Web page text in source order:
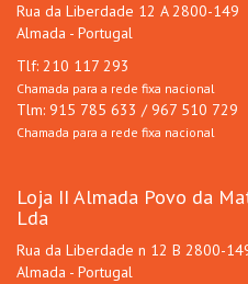
Rua da Liberdade 12 A 2800-149
Almada - Portugal
Tlf: 210 117 293
Chamada para a rede fixa nacional
Tlm: 915 785 633 / 967 510 729
Chamada para a rede fixa nacional
Loja II Almada Povo da
Lda
Rua da Liberdade n 12 B 2800-
Almada - Portugal